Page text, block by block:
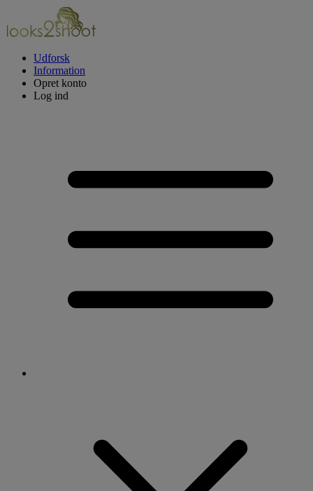
Udforsk
Information
Opret konto
Log ind